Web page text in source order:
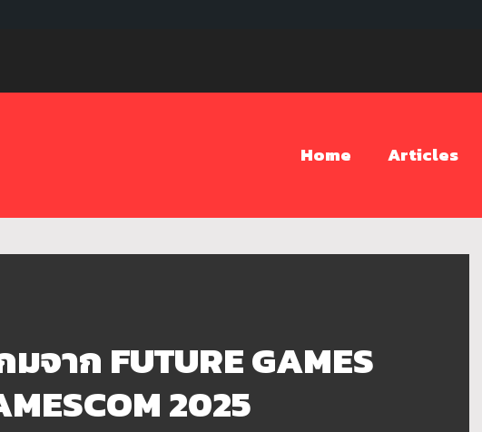
Home Articles
จาก FUTURE GAMES
2025